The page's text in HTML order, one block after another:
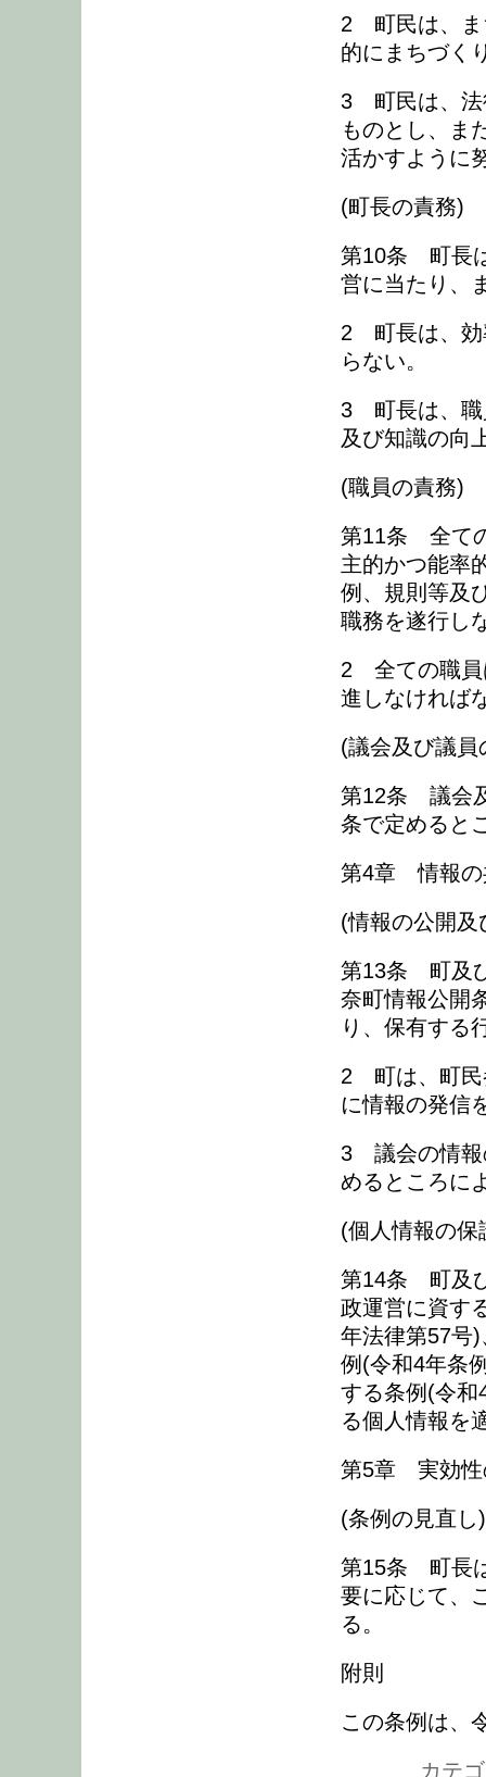
2 町民は、ま
的にまちづく
3 町民は、法
ものとし、ま
活かすように
(町長の責務)
第10条 町長
営に当たり、
2 町長は、効
らない。
3 町長は、職
及び知識の向
(職員の責務)
第11条 全て
主的かつ能率
例、規則等及
職務を遂行し
2 全ての職員
進しなければ
(議会及び議員
第12条 議会
条で定めると
第4章 情報の
(情報の公開及
第13条 町及
奈町情報公開
り、保有する
2 町は、町民
に情報の発信
3 議会の情報
めるところに
(個人情報の保
第14条 町及
政運営に資す
年法律第57号
例(令和4年条
する条例(令和
る個人情報を
第5章 実効性
(条例の見直し)
第15条 町長
要に応じて、
る。
附則
この条例は、
カテ